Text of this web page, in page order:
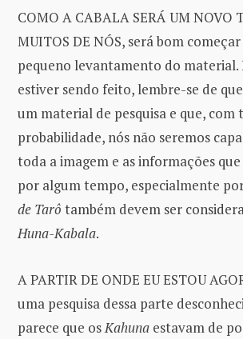
COMO A CABALA SERÁ UM NOVO
MUITOS DE NÓS, será bom
pequeno levantamento do material.
estiver sendo feito, lembre-se de
um material de pesquisa e que, com
probabilidade, nós não seremos
toda a imagem e as informações
por algum tempo, especialmente
de Tarô também devem ser
Huna-Kabala.
A PARTIR DE ONDE EU ESTOU
uma pesquisa dessa parte
parece que osKahuna estavam de